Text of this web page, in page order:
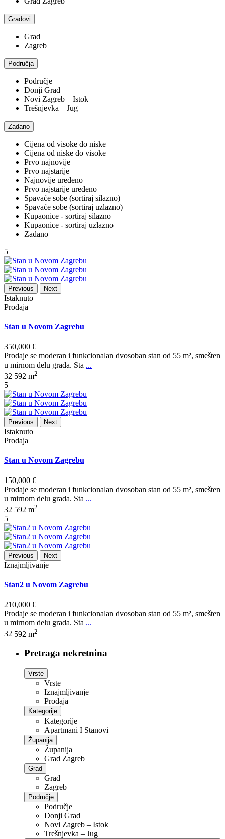
Gradovi
Grad
Zagreb
Područja
Područje
Donji Grad
Novi Zagreb – Istok
Trešnjevka – Jug
Zadano
Cijena od visoke do niske
Cijena od niske do visoke
Prvo najnovije
Prvo najstarije
Najnovije uređeno
Prvo najstarije uređeno
Spavaće sobe (sortiraj silazno)
Spavaće sobe (sortiraj uzlazno)
Kupaonice - sortiraj silazno
Kupaonice - sortiraj uzlazno
Zadano
5
Previous Next
Istaknuto
Prodaja
Stan u Novom Zagrebu
350,000 €
Prodaje se moderan i funkcionalan dvosoban stan od 55 m², smešten
u mirnom delu grada. Sta ...
32 592 m2
5
Previous Next
Istaknuto
Prodaja
Stan u Novom Zagrebu
150,000 €
Prodaje se moderan i funkcionalan dvosoban stan od 55 m², smešten
u mirnom delu grada. Sta ...
32 592 m2
5
Previous Next
Iznajmljivanje
Stan2 u Novom Zagrebu
210,000 €
Prodaje se moderan i funkcionalan dvosoban stan od 55 m², smešten
u mirnom delu grada. Sta ...
32 592 m2
Pretraga nekretnina
Vrste
Vrste
Iznajmljivanje
Prodaja
Kategorije
Kategorije
Apartmani I Stanovi
Županija
Županija
Grad Zagreb
Grad
Grad
Zagreb
Područje
Područje
Donji Grad
Novi Zagreb – Istok
Trešnjevka – Jug